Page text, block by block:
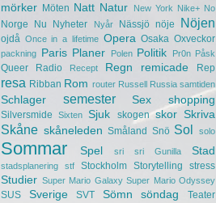
mörker Möten Natt Natur New York Nike+ No
Norge Nu Nyheter Nyår Nässjö nöje Nöjen
ojdå Once in a lifetime Opera Osaka Oxveckor
packning Paris Planer Polen Politik Pr0n Påsk
Queer Radio Recept Regn remicade Rep
resa Ribban Rom router Russell Russia samtiden
Schlager semester Sex shopping
Silversmide Sixten Sjuk skogen skor Skriva
Skåne skåneleden Småland Snö Sol solo
Sommar Spel sri sri Gunilla Stad
stadsplanering stf Stockholm Storytelling stress
Studier Super Mario Galaxy Super Mario Odyssey
SUS Sverige SVT Sömn söndag Teater